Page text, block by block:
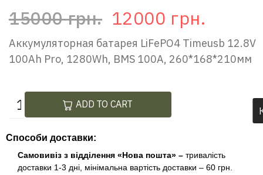
15000грн. 12000 грн.
Аккумуляторная батарея LiFePO4 Timeusb 12.8V
100Ah Pro, 1280Wh, BMS 100A, 260*168*210мм
ADD TO CART
Способи доставки:
Самовивіз з відділення «Нова пошта» – тривалість
доставки 1-3 дні, мінімальна вартість доставки – 60 грн.